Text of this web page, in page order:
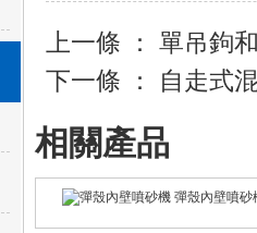
上一條 ： 單吊鉤
下一條 ：
自走式
相關產品
彈殼內壁噴砂